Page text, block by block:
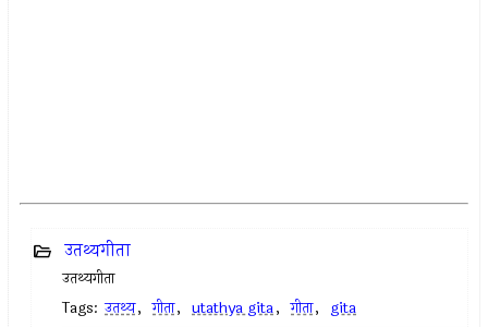
उतथ्यगीता
उतथ्यगीता
Tags: उतथ्य, गीता, utathya gita, गीता, gita